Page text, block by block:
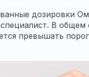
дозировки
В общем
превышать